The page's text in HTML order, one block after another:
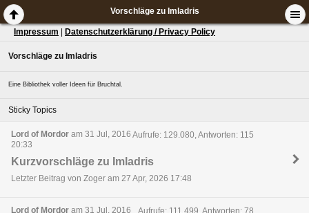
Vorschläge zu Imladris
Impressum Datenschutzerklärung / Privacy Policy
Vorschläge zu Imladris
Eine Bibliothek voller Ideen für Bruchtal.
Sticky Topics
Lord of Mordor am 31 Jul, 2016
20:33
Aufrufe: 129.080, Antworten: 115
Kurzvorschläge zu Imladris
Letzter Beitrag von Zoger am 27 Apr, 2026 17:48
Lord of Mordor am 31 Jul, 2016
Aufrufe: 111.499, Antworten: 78